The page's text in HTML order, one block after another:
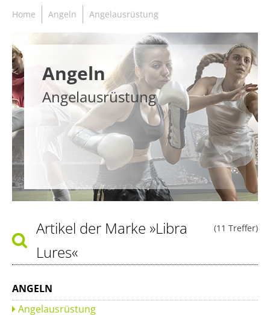
Home Angeln Angelausrüstung
Angeln
Angelausrüstung
(11 Treffer)
Artikel der Marke »Libra
Lures«
ANGELN
Angelausrüstung